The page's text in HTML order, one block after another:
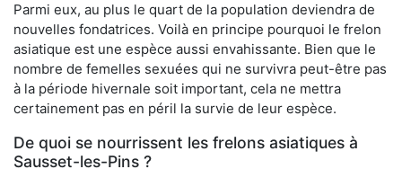
Parmi eux, au plus le quart de la population deviendra de
nouvelles fondatrices. Voilà en principe pourquoi le frelon
asiatique est une espèce aussi envahissante. Bien que le
nombre de femelles sexuées qui ne survivra peut-être pas
à la période hivernale soit important, cela ne mettra
certainement pas en péril la survie de leur espèce.
De quoi se nourrissent les frelons asiatiques à
Sausset-les-Pins ?